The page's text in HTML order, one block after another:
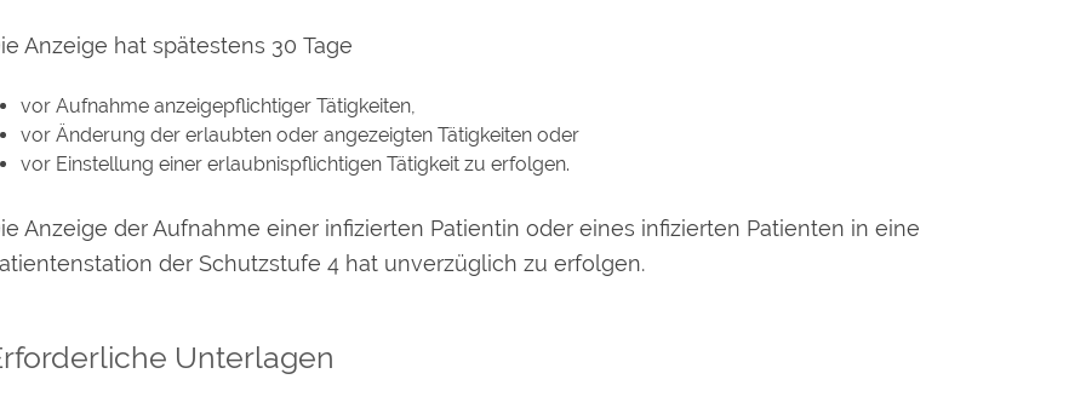
Anzeige hat spätestens 30 Tage
vor Aufnahme anzeigepflichtiger Tätigkeiten,
vor Änderung der erlaubten oder angezeigten Tätigkeiten oder
vor Einstellung einer erlaubnispflichtigen Tätigkeit zu erfolgen.
Anzeige der Aufnahme einer infizierten Patientin oder eines infizierten Patienten in eine
der Schutzstufe 4 hat unverzüglich zu erfolgen.
Unterlagen